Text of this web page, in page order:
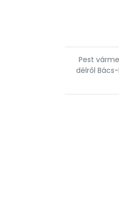
Pest
délről